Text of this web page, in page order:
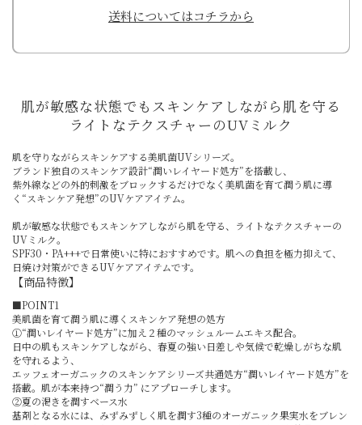
送料についてはコチラから
肌が敏感な状態でもスキンケアしながら肌を守る
ライトなテクスチャーのUVミルク
肌を守りながらスキンケアする美肌菌UVシリーズ。
ブランド独自のスキンケア設計“潤いレイヤード処方”を搭載し、
紫外線などの外的刺激をブロックするだけでなく美肌菌を育て潤う肌に導
く“スキンケア発想”のUVケアアイテム。
肌が敏感な状態でもスキンケアしながら肌を守る、ライトなテクスチャーの
UVミルク。
SPF30・PA+++で日常使いに特におすすめです。肌への負担を極力抑えて、
日焼け対策ができるUVケアアイテムです。
【商品特徴】
■POINT1
美肌菌を育て潤う肌に導くスキンケア発想の処方
➀“潤いレイヤード処方”に加え２種のマッシュルームエキス配合。
日中の肌もスキンケアしながら、春夏の強い日差しや気候で乾燥しがちな肌
を守れるよう、
エッフェオーガニックのスキンケアシリーズ共通処方“潤いレイヤード処方”を
搭載。肌が本来持つ“潤う力” にアプローチします。
➁夏の渇きを潤すベース水
基剤となる水には、みずみずしく肌を潤す3種のオーガニック果実水をブレン